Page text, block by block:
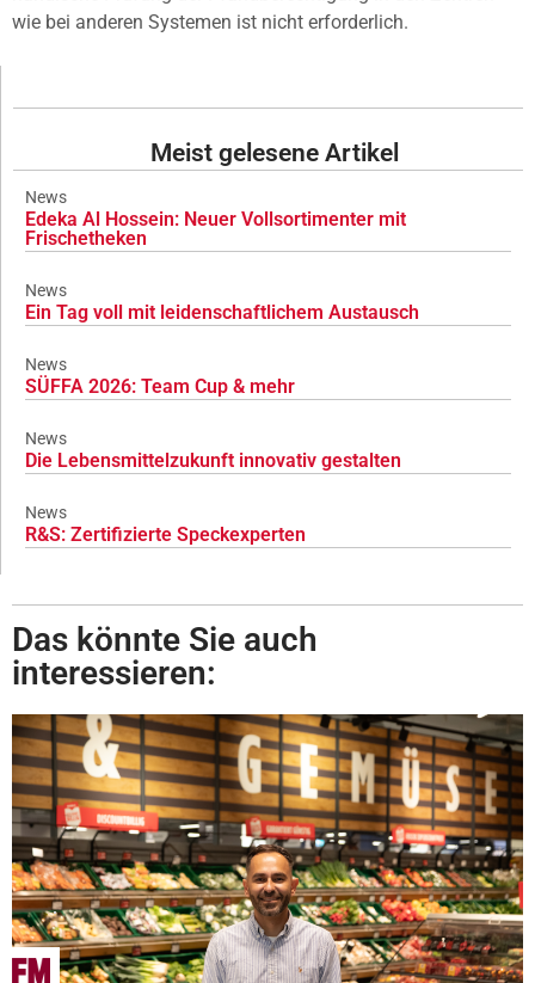
wie bei anderen Systemen ist nicht erforderlich.
Meist gelesene Artikel
News
Edeka Al Hossein: Neuer Vollsortimenter mit
Frischetheken
News
Ein Tag voll mit leidenschaftlichem Austausch
News
SÜFFA 2026: Team Cup & mehr
News
Die Lebensmittelzukunft innovativ gestalten
News
R&S: Zertifizierte Speckexperten
Das könnte Sie auch
interessieren: